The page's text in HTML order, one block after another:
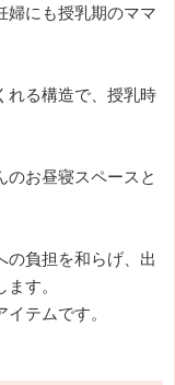
婦にも授乳期のママ
れる構造で、授乳時
お昼寝スペースと
の負担を和らげ、出
す。
テムです。